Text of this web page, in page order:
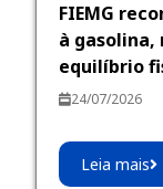
FIEMG
à gasolina,
equilíbrio
24/07/2026
Leia mais